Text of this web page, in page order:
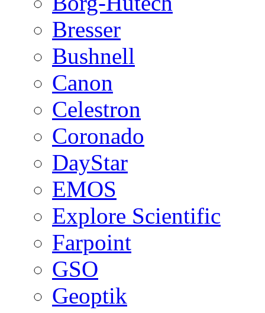
Bresser
Bushnell
Canon
Celestron
Coronado
DayStar
EMOS
Explore Scientific
Farpoint
GSO
Geoptik